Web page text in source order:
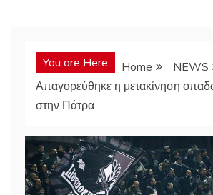
You are Here Home
NEWS
Απαγορεύθηκε η μετακίνηση
στην Πάτρα